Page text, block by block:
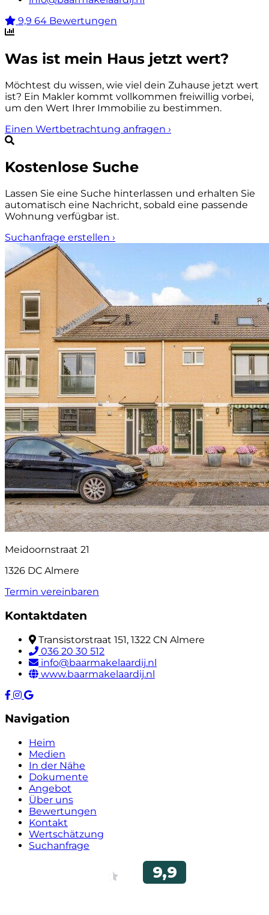
9,9 64 Bewertungen
Was ist mein Haus jetzt wert?
Möchtest du wissen, wie viel dein Zuhause jetzt wert
ist? Ein Makler kommt vollkommen freiwillig vorbei,
um den Wert Ihrer Immobilie zu bestimmen.
Einen Wertbetrachtung anfragen ›
Kostenlose Suche
Lassen Sie eine Suche hinterlassen und erhalten Sie
automatisch eine Nachricht, sobald eine passende
Wohnung verfügbar ist.
Suchanfrage erstellen ›
Meidoornstraat 21
1326 DC Almere
Termin vereinbaren
Kontaktdaten
Transistorstraat 151, 1322 CN Almere
036 20 30 512
info@baarmakelaardij.nl
www.baarmakelaardij.nl
Navigation
Heim
Medien
In der Nähe
Dokumente
Angebot
Über uns
Bewertungen
Kontakt
Wertschätzung
Suchanfrage